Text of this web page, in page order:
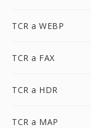
TCR a WEBP
TCR a FAX
TCR a HDR
TCR a MAP